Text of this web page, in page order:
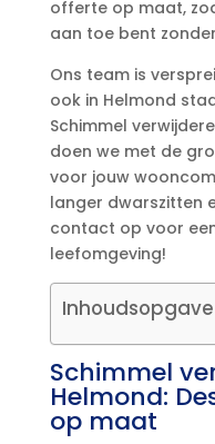
offerte op maat,
aan toe bent
Ons team is
ook in Helmond
Schimmel
doen we met de
voor jouw
langer dwarszitten
contact op voor
leefomgeving!
Inhoudsopgave
Schimmel
Helmond:
op maat